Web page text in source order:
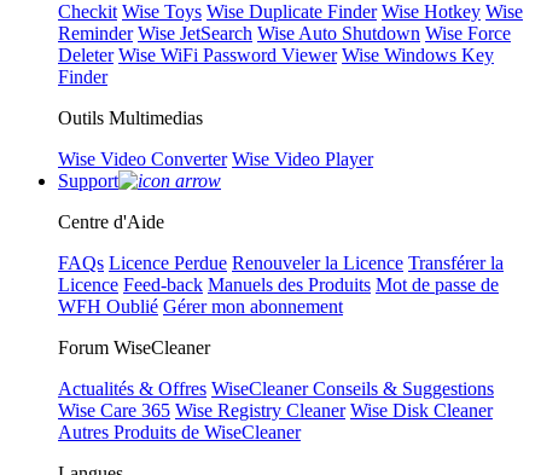
Checkit Wise Toys Wise Duplicate Finder Wise Hotkey Wise
Reminder Wise JetSearch Wise Auto Shutdown Wise Force
Deleter Wise WiFi Password Viewer Wise Windows Key
Finder
Outils Multimedias
Wise Video Converter Wise Video Player
Support
Centre d'Aide
FAQs Licence Perdue Renouveler la Licence Transférer la
Licence Feed-back Manuels des Produits Mot de passe de
WFH Oublié Gérer mon abonnement
Forum WiseCleaner
Actualités & Offres WiseCleaner Conseils & Suggestions
Wise Care 365 Wise Registry Cleaner Wise Disk Cleaner
Autres Produits de WiseCleaner